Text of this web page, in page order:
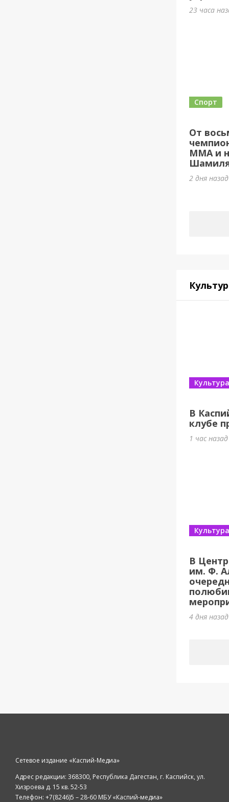
23 часа
От
ММА и
Спорт
2 дня
В
клубе
Культура
1 час
В
им. Ф.
Культура
4 дня
Сетевое издание «Каспий-Медиа»
Адрес редакции: 368300, Республика Дагестан, г. Каспийск, ул.
Хизроева д. 15 кв. 52-53
Телефон: +7(8246)5 – 28-60 МБУ «Каспий-медиа»